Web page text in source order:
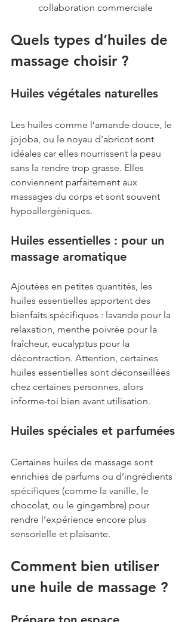
collaboration commerciale
Quels types d’huiles de
massage choisir ?
Huiles végétales naturelles
Les huiles comme l’amande douce, le
jojoba, ou le noyau d’abricot sont
idéales car elles nourrissent la peau
sans la rendre trop grasse. Elles
conviennent parfaitement aux
massages du corps et sont souvent
hypoallergéniques.
Huiles essentielles : pour un
massage aromatique
Ajoutées en petites quantités, les
huiles essentielles apportent des
bienfaits spécifiques : lavande pour la
relaxation, menthe poivrée pour la
fraîcheur, eucalyptus pour la
décontraction. Attention, certaines
huiles essentielles sont déconseillées
chez certaines personnes, alors
informe-toi bien avant utilisation.
Huiles spéciales et parfumées
Certaines huiles de massage sont
enrichies de parfums ou d’ingrédients
spécifiques (comme la vanille, le
chocolat, ou le gingembre) pour
rendre l’expérience encore plus
sensorielle et plaisante.
Comment bien utiliser
une huile de massage ?